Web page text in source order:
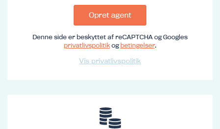
Opret agent
Denne side er beskyttet af reCAPTCHA og Googles
privatlivspolitikogbetingelser.
Vis privatlivspolitik